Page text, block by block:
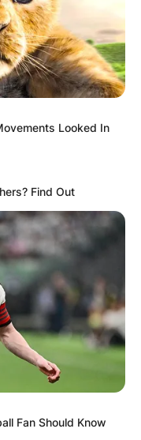
Looked In
Find Out
Fan Should Know